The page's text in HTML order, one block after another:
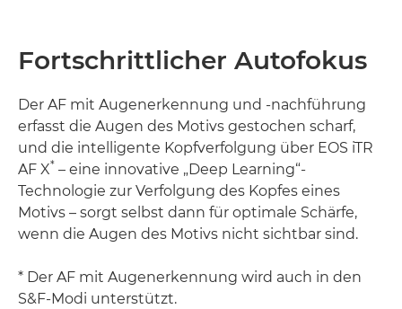
Fortschrittlicher Autofokus
Der AF mit Augenerkennung und -nachführung
erfasst die Augen des Motivs gestochen scharf,
und die intelligente Kopfverfolgung über EOS iTR
AF X* – eine innovative „Deep Learning“-
Technologie zur Verfolgung des Kopfes eines
Motivs – sorgt selbst dann für optimale Schärfe,
wenn die Augen des Motivs nicht sichtbar sind.
* Der AF mit Augenerkennung wird auch in den
S&F-Modi unterstützt.